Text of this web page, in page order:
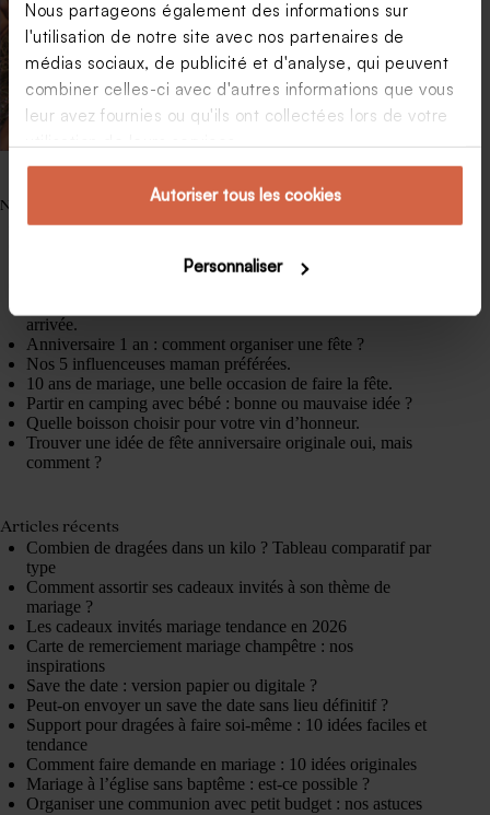
Nous partageons également des informations sur
l'utilisation de notre site avec nos partenaires de
médias sociaux, de publicité et d'analyse, qui peuvent
combiner celles-ci avec d'autres informations que vous
leur avez fournies ou qu'ils ont collectées lors de votre
Autoriser tous les cookies
Personnaliser
Nos articles les plus lus.
Dress code soirée : organiser une soirée à thème.
arrivée.
Anniversaire 1 an : comment organiser une fête ?
Nos 5 influenceuses maman préférées.
10 ans de mariage, une belle occasion de faire la fête.
Partir en camping avec bébé : bonne ou mauvaise idée ?
Quelle boisson choisir pour votre vin d’honneur.
Trouver une idée de fête anniversaire originale oui, mais
comment ?
Articles récents
Combien de dragées dans un kilo ? Tableau comparatif par
type
Comment assortir ses cadeaux invités à son thème de
mariage ?
Les cadeaux invités mariage tendance en 2026
Carte de remerciement mariage champêtre : nos
inspirations
Save the date : version papier ou digitale ?
Peut-on envoyer un save the date sans lieu définitif ?
Support pour dragées à faire soi-même : 10 idées faciles et
tendance
Comment faire demande en mariage : 10 idées originales
Mariage à l’église sans baptême : est-ce possible ?
Organiser une communion avec petit budget : nos astuces